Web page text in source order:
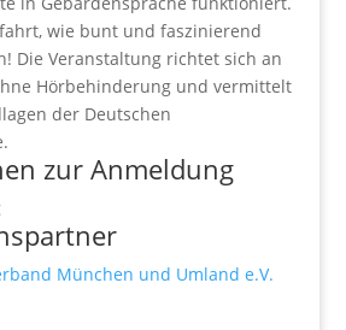
wie bunt und faszinierend
Die Veranstaltung richtet sich an
Hörbehinderung und vermittelt
der Deutschen
zur Anmeldung
München und Umland e.V.